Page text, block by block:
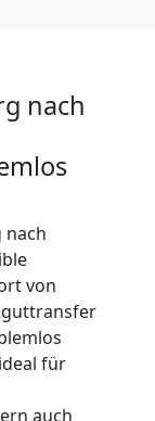
nach
nach
von
für
auch